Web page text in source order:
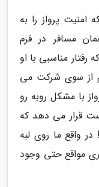
پرواز را به
مسافر در فرم
رفتار مناسبی با او
از سوی شرکت می
با مشکل روبه رو
قرار می دهد که
واقع ما روی لبه
مواقع حتی وجود